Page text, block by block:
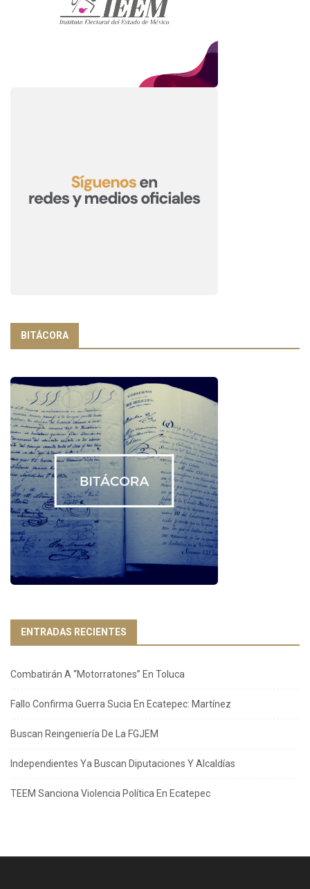
BITÁCORA
ENTRADAS RECIENTES
Combatirán A “Motorratones” En Toluca
Fallo Confirma Guerra Sucia En Ecatepec: Martínez
Buscan Reingeniería De La FGJEM
Independientes Ya Buscan Diputaciones Y Alcaldías
TEEM Sanciona Violencia Política En Ecatepec